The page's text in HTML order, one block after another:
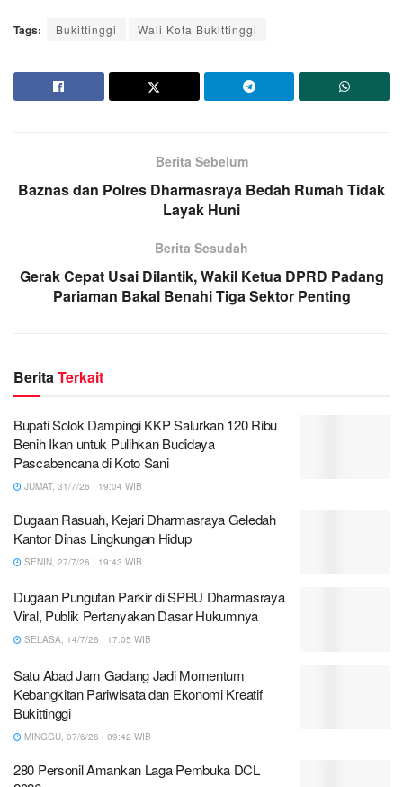
Tags: Bukittinggi Wali Kota Bukittinggi
Berita Sebelum
Baznas dan Polres Dharmasraya Bedah Rumah Tidak
Layak Huni
Berita Sesudah
Gerak Cepat Usai Dilantik, Wakil Ketua DPRD Padang
Pariaman Bakal Benahi Tiga Sektor Penting
Berita Terkait
Bupati Solok Dampingi KKP Salurkan 120 Ribu
Benih Ikan untuk Pulihkan Budidaya
Pascabencana di Koto Sani
JUMAT, 31/7/26 | 19:04 WIB
Dugaan Rasuah, Kejari Dharmasraya Geledah
Kantor Dinas Lingkungan Hidup
SENIN, 27/7/26 | 19:43 WIB
Dugaan Pungutan Parkir di SPBU Dharmasraya
Viral, Publik Pertanyakan Dasar Hukumnya
SELASA, 14/7/26 | 17:05 WIB
Satu Abad Jam Gadang Jadi Momentum
Kebangkitan Pariwisata dan Ekonomi Kreatif
Bukittinggi
MINGGU, 07/6/26 | 09:42 WIB
280 Personil Amankan Laga Pembuka DCL